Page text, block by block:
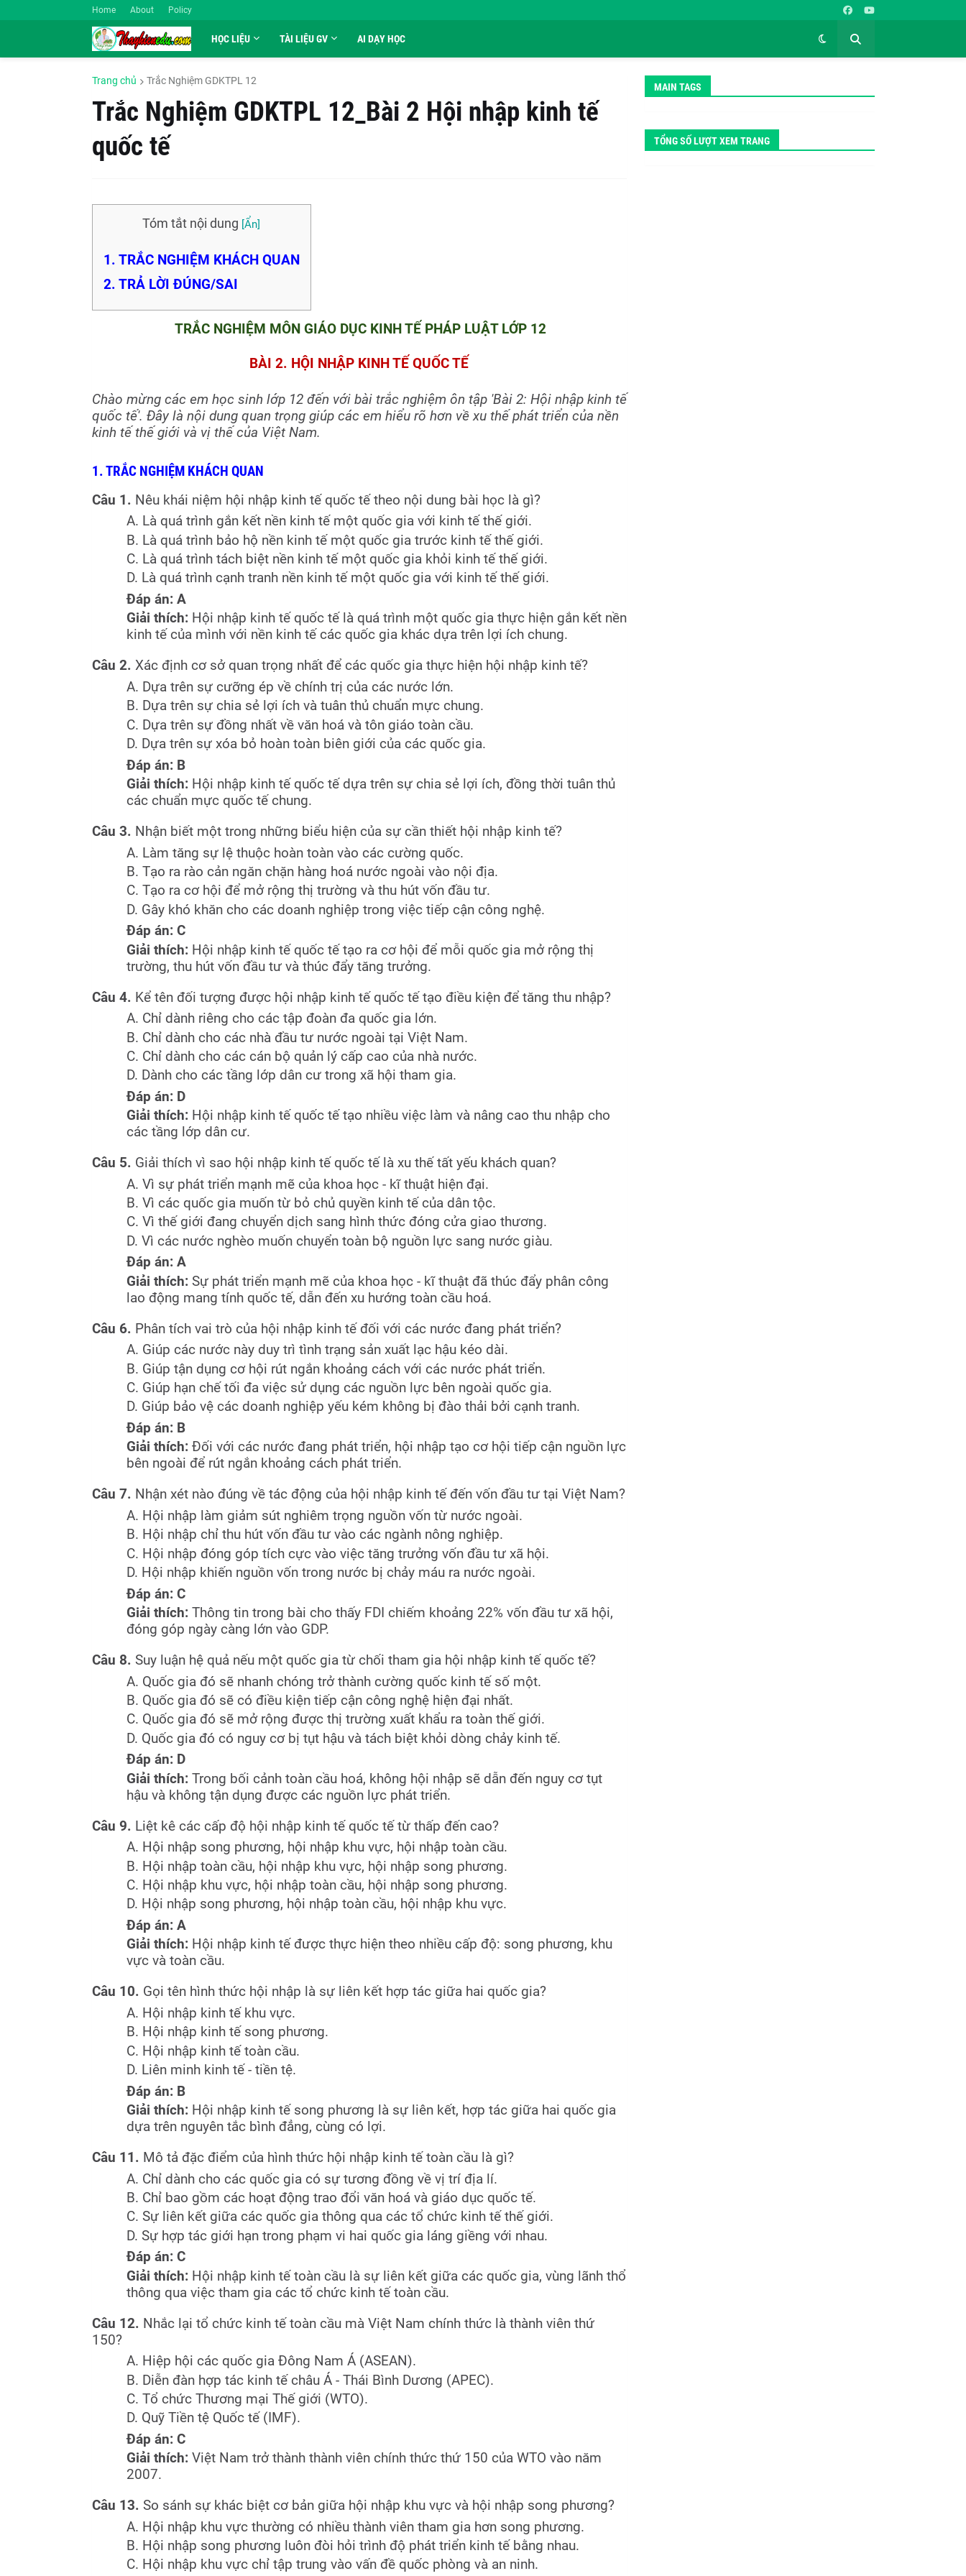
Home About Policy
HỌC LIỆU TÀI LIỆU GV AI DẠY HỌC
Trang chủ Trắc Nghiệm GDKTPL 12
Trắc Nghiệm GDKTPL 12_Bài 2 Hội nhập kinh tế
quốc tế
Tóm tắt nội dung
1. TRẮC NGHIỆM KHÁCH QUAN
2. TRẢ LỜI ĐÚNG/SAI
TRẮC NGHIỆM MÔN GIÁO DỤC KINH TẾ PHÁP LUẬT LỚP 12
BÀI 2. HỘI NHẬP KINH TẾ QUỐC TẾ
Chào mừng các em học sinh lớp 12 đến với bài trắc nghiệm ôn tập 'Bài 2: Hội nhập kinh tế
quốc tế'. Đây là nội dung quan trọng giúp các em hiểu rõ hơn về xu thế phát triển của nền
kinh tế thế giới và vị thế của Việt Nam.
1. TRẮC NGHIỆM KHÁCH QUAN
Câu 1. Nêu khái niệm hội nhập kinh tế quốc tế theo nội dung bài học là gì?
A. Là quá trình gắn kết nền kinh tế một quốc gia với kinh tế thế giới.
B. Là quá trình bảo hộ nền kinh tế một quốc gia trước kinh tế thế giới.
C. Là quá trình tách biệt nền kinh tế một quốc gia khỏi kinh tế thế giới.
D. Là quá trình cạnh tranh nền kinh tế một quốc gia với kinh tế thế giới.
Đáp án: A
Giải thích: Hội nhập kinh tế quốc tế là quá trình một quốc gia thực hiện gắn kết nền
kinh tế của mình với nền kinh tế các quốc gia khác dựa trên lợi ích chung.
Câu 2. Xác định cơ sở quan trọng nhất để các quốc gia thực hiện hội nhập kinh tế?
A. Dựa trên sự cưỡng ép về chính trị của các nước lớn.
B. Dựa trên sự chia sẻ lợi ích và tuân thủ chuẩn mực chung.
C. Dựa trên sự đồng nhất về văn hoá và tôn giáo toàn cầu.
D. Dựa trên sự xóa bỏ hoàn toàn biên giới của các quốc gia.
Đáp án: B
Giải thích: Hội nhập kinh tế quốc tế dựa trên sự chia sẻ lợi ích, đồng thời tuân thủ
các chuẩn mực quốc tế chung.
Câu 3. Nhận biết một trong những biểu hiện của sự cần thiết hội nhập kinh tế?
A. Làm tăng sự lệ thuộc hoàn toàn vào các cường quốc.
B. Tạo ra rào cản ngăn chặn hàng hoá nước ngoài vào nội địa.
C. Tạo ra cơ hội để mở rộng thị trường và thu hút vốn đầu tư.
D. Gây khó khăn cho các doanh nghiệp trong việc tiếp cận công nghệ.
Đáp án: C
Giải thích: Hội nhập kinh tế quốc tế tạo ra cơ hội để mỗi quốc gia mở rộng thị
trường, thu hút vốn đầu tư và thúc đẩy tăng trưởng.
Câu 4. Kể tên đối tượng được hội nhập kinh tế quốc tế tạo điều kiện để tăng thu nhập?
A. Chỉ dành riêng cho các tập đoàn đa quốc gia lớn.
B. Chỉ dành cho các nhà đầu tư nước ngoài tại Việt Nam.
C. Chỉ dành cho các cán bộ quản lý cấp cao của nhà nước.
D. Dành cho các tầng lớp dân cư trong xã hội tham gia.
Đáp án: D
Giải thích: Hội nhập kinh tế quốc tế tạo nhiều việc làm và nâng cao thu nhập cho
các tầng lớp dân cư.
Câu 5. Giải thích vì sao hội nhập kinh tế quốc tế là xu thế tất yếu khách quan?
A. Vì sự phát triển mạnh mẽ của khoa học - kĩ thuật hiện đại.
B. Vì các quốc gia muốn từ bỏ chủ quyền kinh tế của dân tộc.
C. Vì thế giới đang chuyển dịch sang hình thức đóng cửa giao thương.
D. Vì các nước nghèo muốn chuyển toàn bộ nguồn lực sang nước giàu.
Đáp án: A
Giải thích: Sự phát triển mạnh mẽ của khoa học - kĩ thuật đã thúc đẩy phân công
lao động mang tính quốc tế, dẫn đến xu hướng toàn cầu hoá.
Câu 6. Phân tích vai trò của hội nhập kinh tế đối với các nước đang phát triển?
A. Giúp các nước này duy trì tình trạng sản xuất lạc hậu kéo dài.
B. Giúp tận dụng cơ hội rút ngắn khoảng cách với các nước phát triển.
C. Giúp hạn chế tối đa việc sử dụng các nguồn lực bên ngoài quốc gia.
D. Giúp bảo vệ các doanh nghiệp yếu kém không bị đào thải bởi cạnh tranh.
Đáp án: B
Giải thích: Đối với các nước đang phát triển, hội nhập tạo cơ hội tiếp cận nguồn lực
bên ngoài để rút ngắn khoảng cách phát triển.
Câu 7. Nhận xét nào đúng về tác động của hội nhập kinh tế đến vốn đầu tư tại Việt Nam?
A. Hội nhập làm giảm sút nghiêm trọng nguồn vốn từ nước ngoài.
B. Hội nhập chỉ thu hút vốn đầu tư vào các ngành nông nghiệp.
C. Hội nhập đóng góp tích cực vào việc tăng trưởng vốn đầu tư xã hội.
D. Hội nhập khiến nguồn vốn trong nước bị chảy máu ra nước ngoài.
Đáp án: C
Giải thích: Thông tin trong bài cho thấy FDI chiếm khoảng 22% vốn đầu tư xã hội,
đóng góp ngày càng lớn vào GDP.
Câu 8. Suy luận hệ quả nếu một quốc gia từ chối tham gia hội nhập kinh tế quốc tế?
A. Quốc gia đó sẽ nhanh chóng trở thành cường quốc kinh tế số một.
B. Quốc gia đó sẽ có điều kiện tiếp cận công nghệ hiện đại nhất.
C. Quốc gia đó sẽ mở rộng được thị trường xuất khẩu ra toàn thế giới.
D. Quốc gia đó có nguy cơ bị tụt hậu và tách biệt khỏi dòng chảy kinh tế.
Đáp án: D
Giải thích: Trong bối cảnh toàn cầu hoá, không hội nhập sẽ dẫn đến nguy cơ tụt
hậu và không tận dụng được các nguồn lực phát triển.
Câu 9. Liệt kê các cấp độ hội nhập kinh tế quốc tế từ thấp đến cao?
A. Hội nhập song phương, hội nhập khu vực, hội nhập toàn cầu.
B. Hội nhập toàn cầu, hội nhập khu vực, hội nhập song phương.
C. Hội nhập khu vực, hội nhập toàn cầu, hội nhập song phương.
D. Hội nhập song phương, hội nhập toàn cầu, hội nhập khu vực.
Đáp án: A
Giải thích: Hội nhập kinh tế được thực hiện theo nhiều cấp độ: song phương, khu
vực và toàn cầu.
Câu 10. Gọi tên hình thức hội nhập là sự liên kết hợp tác giữa hai quốc gia?
A. Hội nhập kinh tế khu vực.
B. Hội nhập kinh tế song phương.
C. Hội nhập kinh tế toàn cầu.
D. Liên minh kinh tế - tiền tệ.
Đáp án: B
Giải thích: Hội nhập kinh tế song phương là sự liên kết, hợp tác giữa hai quốc gia
dựa trên nguyên tắc bình đẳng, cùng có lợi.
Câu 11. Mô tả đặc điểm của hình thức hội nhập kinh tế toàn cầu là gì?
A. Chỉ dành cho các quốc gia có sự tương đồng về vị trí địa lí.
B. Chỉ bao gồm các hoạt động trao đổi văn hoá và giáo dục quốc tế.
C. Sự liên kết giữa các quốc gia thông qua các tổ chức kinh tế thế giới.
D. Sự hợp tác giới hạn trong phạm vi hai quốc gia láng giềng với nhau.
Đáp án: C
Giải thích: Hội nhập kinh tế toàn cầu là sự liên kết giữa các quốc gia, vùng lãnh thổ
thông qua việc tham gia các tổ chức kinh tế toàn cầu.
Câu 12. Nhắc lại tổ chức kinh tế toàn cầu mà Việt Nam chính thức là thành viên thứ
150?
A. Hiệp hội các quốc gia Đông Nam Á (ASEAN).
B. Diễn đàn hợp tác kinh tế châu Á - Thái Bình Dương (APEC).
C. Tổ chức Thương mại Thế giới (WTO).
D. Quỹ Tiền tệ Quốc tế (IMF).
Đáp án: C
Giải thích: Việt Nam trở thành thành viên chính thức thứ 150 của WTO vào năm
2007.
Câu 13. So sánh sự khác biệt cơ bản giữa hội nhập khu vực và hội nhập song phương?
A. Hội nhập khu vực thường có nhiều thành viên tham gia hơn song phương.
B. Hội nhập song phương luôn đòi hỏi trình độ phát triển kinh tế bằng nhau.
C. Hội nhập khu vực chỉ tập trung vào vấn đề quốc phòng và an ninh.
MAIN TAGS
TỔNG SỐ LƯỢT XEM TRANG